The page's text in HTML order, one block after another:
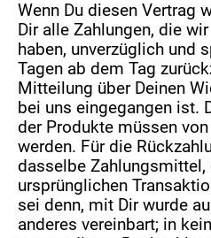
Wenn Du diesen Vertrag
Dir alle Zahlungen, die
haben, unverzüglich und
Tagen ab dem Tag
Mitteilung über Deinen
bei uns eingegangen ist.
der Produkte müssen
werden. Für die
dasselbe Zahlungsmittel,
ursprünglichen
sei denn, mit Dir wurde
anderes vereinbart; in